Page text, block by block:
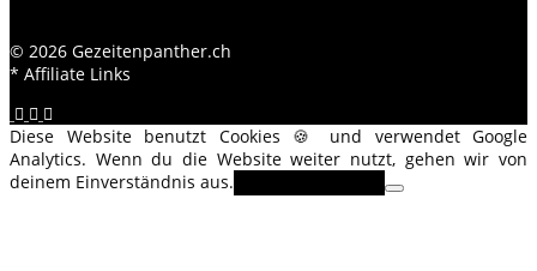
© 2026 Gezeitenpanther.ch
* Affiliate Links
Diese Website benutzt Cookies 🍪 und verwendet Google
Analytics. Wenn du die Website weiter nutzt, gehen wir von
deinem Einverständnis aus.